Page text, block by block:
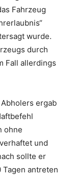
Fahrzeug
wurde.
durch
Fall allerdings
ergab
ohne
und
sollte er
antreten